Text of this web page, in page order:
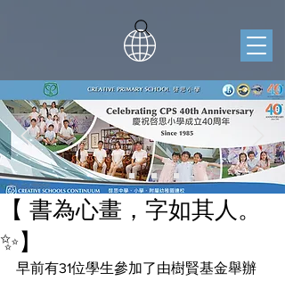
【 書為心畫，字如其人。
✨】
早前有31位學生參加了由樹賢基金舉辦